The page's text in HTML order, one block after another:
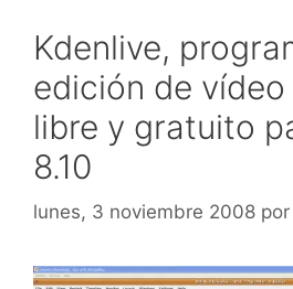
Kdenlive,
edición de
libre y gratuito
8.10
lunes, 3 noviembre 2008 por